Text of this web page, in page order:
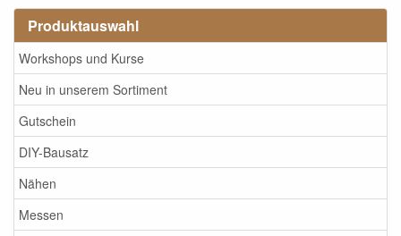
Produktauswahl
Workshops und Kurse
Neu in unserem Sortiment
Gutschein
DIY-Bausatz
Nähen
Messen